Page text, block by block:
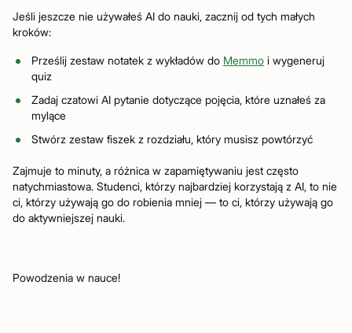
Jeśli jeszcze nie używałeś AI do nauki, zacznij od tych małych
kroków:
Prześlij zestaw notatek z wykładów do Memmo i wygeneruj
quiz
Zadaj czatowi AI pytanie dotyczące pojęcia, które uznałeś za
mylące
Stwórz zestaw fiszek z rozdziału, który musisz powtórzyć
Zajmuje to minuty, a różnica w zapamiętywaniu jest często
natychmiastowa. Studenci, którzy najbardziej korzystają z AI, to nie
ci, którzy używają go do robienia mniej — to ci, którzy używają go
do aktywniejszej nauki.
Powodzenia w nauce!